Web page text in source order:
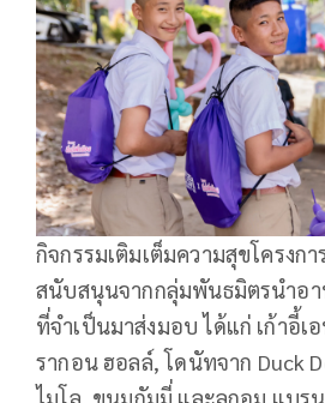
กิจกรรมเติมเต็มความสุขโครงก
สนับสนุนจากกลุ่มพันธมิตรนำอา
ที่จำเป็นมาส่งมอบ ได้แก่ เก้าอี้เ
รากอน ฮอลล์, โดนัทจาก Duck
ไมโล, ขนมกัมมี่ และลูกอม แบรน